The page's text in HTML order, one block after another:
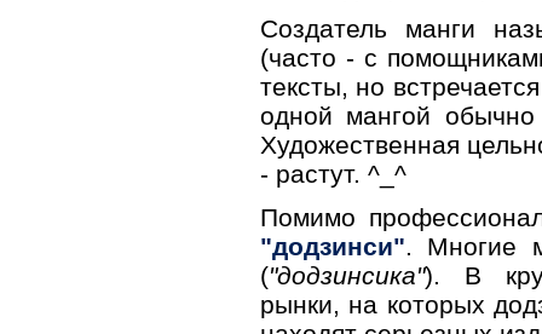
Создатель манги
(часто - с
тексты, но
одной мангой обычно
Художественная
- растут. ^_^
Помимо
"додзинси" . Многие
("додзинсика"). В
рынки, на которых